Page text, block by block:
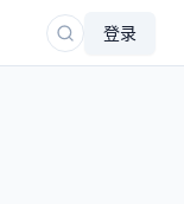
登录